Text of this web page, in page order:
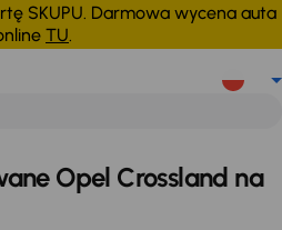
SKUPU. Darmowa wycena auta
TU.
wszystko
Opel Crossland na